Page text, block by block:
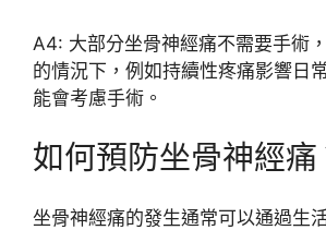
A4: 大部分坐骨神經痛不需要手術
的情況下，例如持續性疼痛影響日
能會考慮手術。
如何預防坐骨神經痛
坐骨神經痛的發生通常可以通過生